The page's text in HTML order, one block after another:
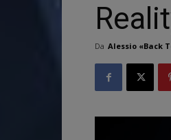
Da Alessio «Back